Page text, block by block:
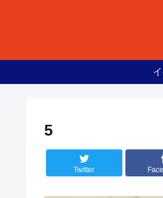
5
Twitter